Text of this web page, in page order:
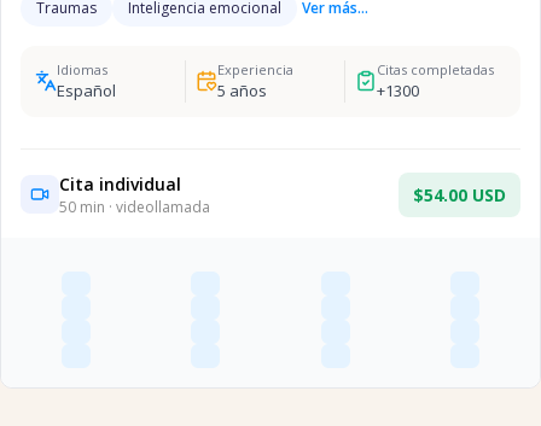
Traumas Inteligencia emocional Ver más...
Idiomas
Español
Experiencia
5 años
Citas completadas
+1300
Cita individual
50 min · videollamada
$54.00 USD